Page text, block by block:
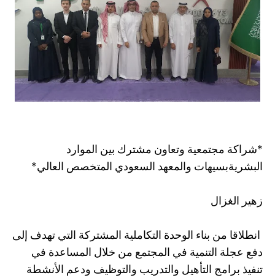
*شراكة مجتمعية وتعاون مشترك بين الموارد
البشريةبسيهات والمعهد السعودي المتخصص العالي*
زهير الغزال
انطلاقا من بناء الوحدة التكاملية المشتركة التي تهدف إلى
دفع عجلة التنمية في المجتمع من خلال المساعدة في
تنفيذ برامج التأهيل والتدريب والتوظيف ودعم الأنشطة